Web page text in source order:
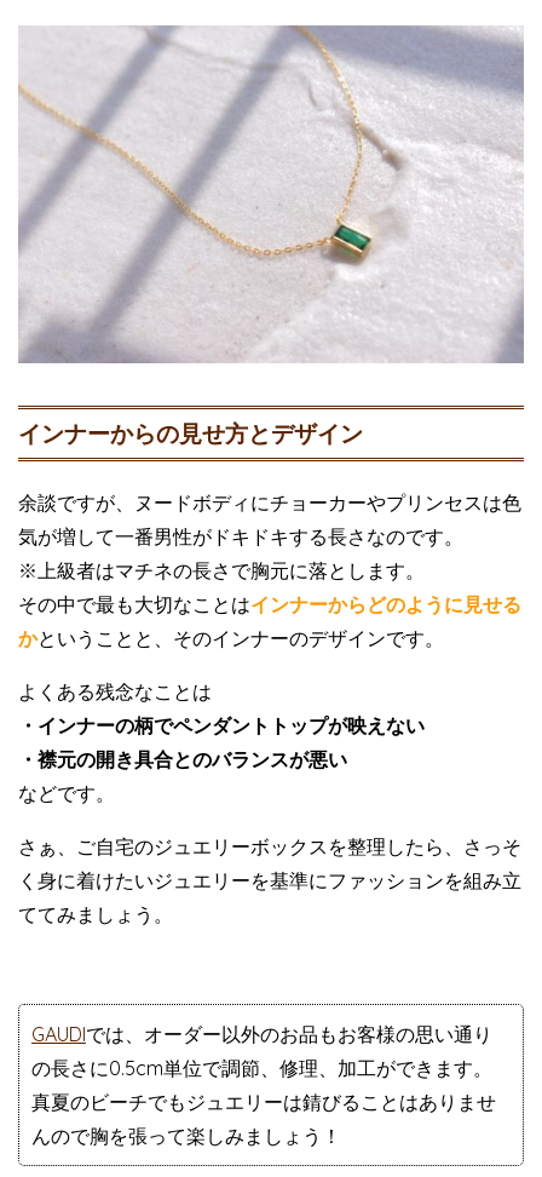
インナーからの見せ方とデザイン
余談ですが、ヌードボディにチョーカーやプリンセスは色
気が増して一番男性がドキドキする長さなのです。
※上級者はマチネの長さで胸元に落とします。
その中で最も大切なことはインナーからどのように見せる
かということと、そのインナーのデザインです。
よくある残念なことは
・インナーの柄でペンダントトップが映えない
・襟元の開き具合とのバランスが悪い
などです。
さぁ、ご自宅のジュエリーボックスを整理したら、さっそ
く身に着けたいジュエリーを基準にファッションを組み立
ててみましょう。
GAUDIでは、オーダー以外のお品もお客様の思い通り
の長さに0.5cm単位で調節、修理、加工ができます。
真夏のビーチでもジュエリーは錆びることはありませ
んので胸を張って楽しみましょう！